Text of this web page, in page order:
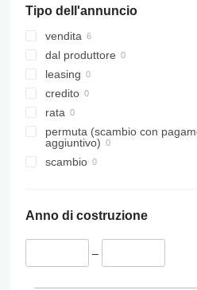
Tipo dell'annuncio
vendita
dal produttore
leasing
credito
rata
permuta (scambio con
aggiuntivo)
scambio
Anno di costruzione
–